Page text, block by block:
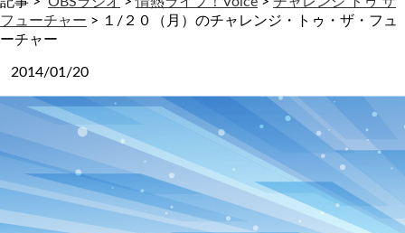
フューチャー > １/２０（月）のチャレンジ・トゥ・ザ・フュ
ーチャー
2014/01/20